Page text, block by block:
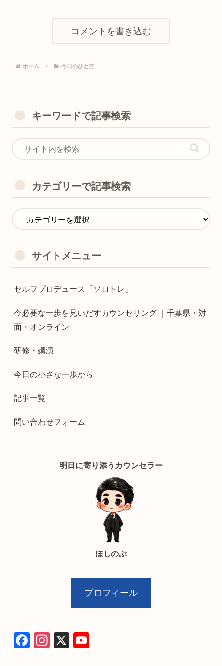
コメントを書き込む
ホーム 今日のひと言
キーワードで記事検索
カテゴリーで記事検索
サイトメニュー
セルフプロデュース「ソロトレ」
今必要な一歩を見いだすカウンセリング ｜千葉県・対
面・オンライン
研修・講演
今日の小さな一歩から
記事一覧
問い合わせフォーム
明日に寄り添うカウンセラー
ほしのぶ
プロフィール
F
In
X